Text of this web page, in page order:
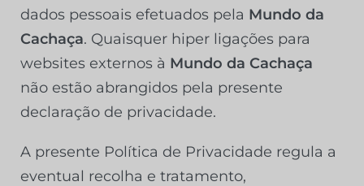
dados pessoais efetuados pela Mundo da
Cachaça. Quaisquer hiper ligações para
websites externos à Mundo da Cachaça
não estão abrangidos pela presente
declaração de privacidade.
A presente Política de Privacidade regula a
eventual recolha e tratamento,